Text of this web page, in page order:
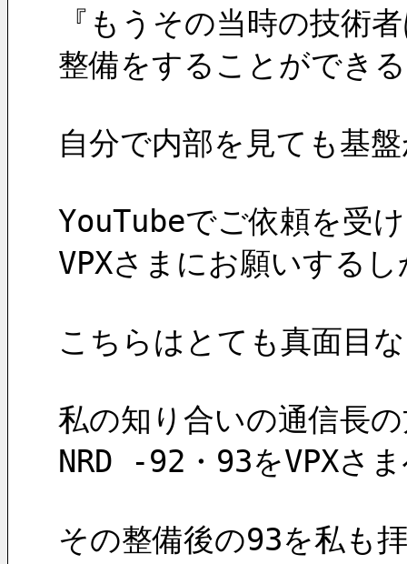
『もうその当時の技術
整備をすることができ
自分で内部を見ても基
YouTubeでご依頼を受
VPXさまにお願いする
こちらはとても真面目
私の知り合いの通信長
NRD -92・93をVPXさ
その整備後の93を私も